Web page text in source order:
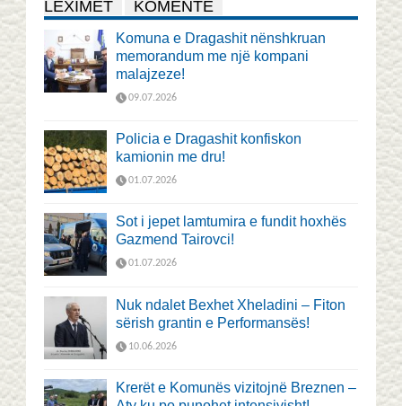
LEXIMET
KOMENTE
Komuna e Dragashit nënshkruan
memorandum me një kompani
malajzeze!
09.07.2026
Policia e Dragashit konfiskon
kamionin me dru!
01.07.2026
Sot i jepet lamtumira e fundit hoxhës
Gazmend Tairovci!
01.07.2026
Nuk ndalet Bexhet Xheladini – Fiton
sërish grantin e Performansës!
10.06.2026
Krerët e Komunës vizitojnë Breznen –